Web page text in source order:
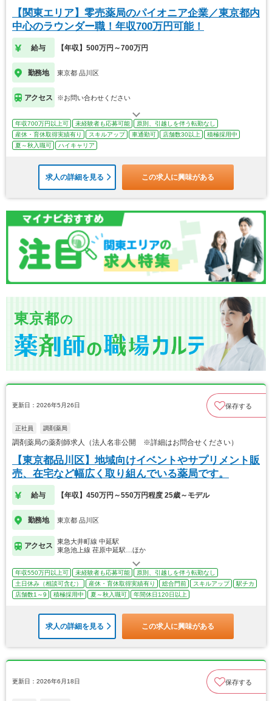
【関東エリア】零売薬局のパイオニア企業／東京都内
中心のラウンダー職！年収700万円可能！
給与 【年収】500万円～700万円
勤務地 東京都 品川区
アクセス ※お問い合わせください
年収700万円以上可 未経験者も応募可能
原則、引越しを伴う転勤なし
産休・育休取得実績有り
スキルアップ 車通勤可 店舗数30以上
積極採用中
夏～秋入職可
ハイキャリア
求人の詳細を見る この求人に興味がある
東京都の
更新日：2026年5月26日 保存する
正社員 調剤薬局
調剤薬局の薬剤師求人（法人名非公開 ※詳細はお問合せください）
【東京都品川区】地域向けイベントやサプリメント販
売、在宅など幅広く取り組んでいる薬局です。
給与 【年収】450万円～550万円程度 25歳～モデル
勤務地 東京都 品川区
アクセス
東急大井町線 中延駅
東急池上線 荏原中延駅…ほか
年収550万円以上可 未経験者も応募可能
原則、引越しを伴う転勤なし
土日休み（相談可含む）
産休・育休取得実績有り 総合門前 スキルアップ
駅チカ
店舗数1～9
積極採用中 夏～秋入職可 年間休日120日以上
求人の詳細を見る この求人に興味がある
更新日：2026年6月18日 保存する